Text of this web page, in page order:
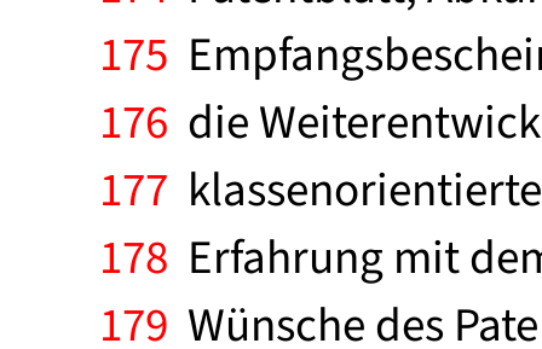
175
176 die
177
178 Erfahrung mit
179 Wünsche des